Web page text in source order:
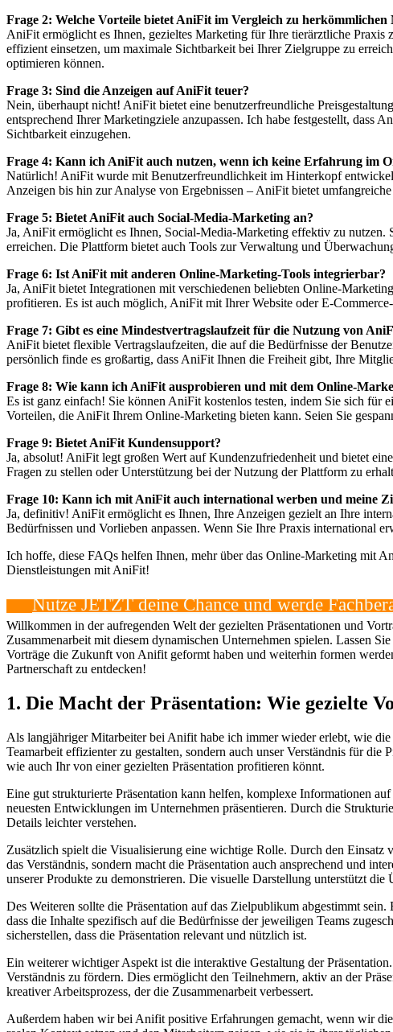
Frage 2: Welche Vorteile bietet AniFit im Vergleich zu herkömmlichen
AniFit ermöglicht es Ihnen, gezieltes Marketing für Ihre tierärztliche Praxis
effizient einsetzen, um maximale Sichtbarkeit bei Ihrer Zielgruppe zu
optimieren können.
Frage 3: Sind die Anzeigen auf AniFit teuer?
Nein, überhaupt nicht! AniFit bietet eine benutzerfreundliche
entsprechend Ihrer Marketingziele anzupassen. Ich habe festgestellt, dass
Sichtbarkeit einzugehen.
Frage 4: Kann ich AniFit auch nutzen, wenn ich keine Erfahrung im
Natürlich! AniFit wurde mit Benutzerfreundlichkeit im Hinterkopf
Anzeigen bis hin zur Analyse von Ergebnissen – AniFit bietet
Frage 5: Bietet AniFit auch Social-Media-Marketing an?
Ja, AniFit ermöglicht es Ihnen, Social-Media-Marketing effektiv zu
erreichen. Die Plattform bietet auch Tools zur Verwaltung und
Frage 6: Ist AniFit mit anderen Online-Marketing-Tools integrierbar?
Ja, AniFit bietet Integrationen mit verschiedenen beliebten Online-
profitieren. Es ist auch möglich, AniFit mit Ihrer Website oder E-
Frage 7: Gibt es eine Mindestvertragslaufzeit für die Nutzung von
AniFit bietet flexible Vertragslaufzeiten, die auf die Bedürfnisse der
persönlich finde es großartig, dass AniFit Ihnen die Freiheit gibt, Ihre
Frage 8: Wie kann ich AniFit ausprobieren und mit dem Online-
Es ist ganz einfach! Sie können AniFit kostenlos testen, indem Sie sich für
Vorteilen, die AniFit Ihrem Online-Marketing bieten kann. Seien Sie
Frage 9: Bietet AniFit Kundensupport?
Ja, absolut! AniFit legt großen Wert auf Kundenzufriedenheit und bietet
Fragen zu stellen oder Unterstützung bei der Nutzung der Plattform zu
Frage 10: Kann ich mit AniFit auch international werben und meine
Ja, definitiv! AniFit ermöglicht es Ihnen, Ihre Anzeigen gezielt an Ihre
Bedürfnissen und Vorlieben anpassen. Wenn Sie Ihre Praxis international
Ich hoffe, diese FAQs helfen Ihnen, mehr über das Online-Marketing mit
Dienstleistungen mit AniFit!
Nutze JETZT deine Chance und werde
Willkommen in der aufregenden Welt der gezielten Präsentationen und
Zusammenarbeit mit diesem dynamischen Unternehmen spielen. Lassen
Vorträge die Zukunft von Anifit geformt haben und weiterhin formen
Partnerschaft zu entdecken!
1. Die Macht der Präsentation: Wie gezielte
Als langjähriger Mitarbeiter bei Anifit habe ich immer wieder erlebt, wie die
Teamarbeit effizienter zu gestalten, sondern auch unser Verständnis für
wie auch Ihr von einer gezielten Präsentation profitieren könnt.
Eine gut strukturierte Präsentation kann helfen, komplexe Informationen
neuesten Entwicklungen im Unternehmen präsentieren. Durch die
Details leichter verstehen.
Zusätzlich spielt die Visualisierung eine wichtige Rolle. Durch den
das Verständnis, sondern macht die Präsentation auch ansprechend und
unserer Produkte zu demonstrieren. Die visuelle Darstellung unterstützt
Des Weiteren sollte die Präsentation auf das Zielpublikum abgestimmt
dass die Inhalte spezifisch auf die Bedürfnisse der jeweiligen Teams
sicherstellen, dass die Präsentation relevant und nützlich ist.
Ein weiterer wichtiger Aspekt ist die interaktive Gestaltung der
Verständnis zu fördern. Dies ermöglicht den Teilnehmern, aktiv an der
kreativer Arbeitsprozess, der die Zusammenarbeit verbessert.
Außerdem haben wir bei Anifit positive Erfahrungen gemacht, wenn wir